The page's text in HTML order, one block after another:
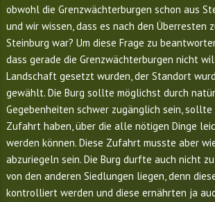
obwohl die Grenzwächterburgen schon aus
und wir wissen, dass es nach den Überresten
Steinburg war? Um diese Frage zu
dass gerade die Grenzwächterburgen nicht
Landschaft gesetzt wurden, der Standort
gewählt. Die Burg sollte möglichst durch
Gegebenheiten schwer zugänglich sein, sollte
Zufahrt haben, über die alle nötigen Dinge
werden können. Diese Zufahrt musste aber
abzuriegeln sein. Die Burg durfte auch nicht
von den anderen Siedlungen liegen, denn
kontrolliert werden und diese ernährten ja